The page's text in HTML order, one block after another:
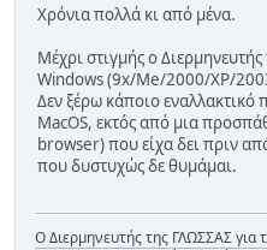
Χρόνια πολλά κι από μένα.
Μέχρι στιγμής ο
Windows (9x/Me/2000/XP/
Δεν ξέρω κάποιο εναλλακτικό
MacOS, εκτός από μια
browser) που είχα δει πριν
που δυστυχώς δε θυμάμαι.
Ο Διερμηνευτής της ΓΛΩΣΣΑΣ